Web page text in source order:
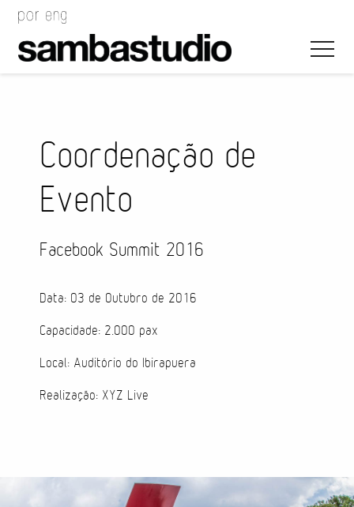
Coordenação de Evento
Coordenação de
Evento
Facebook Summit 2016
Data: 03 de Outubro de 2016
Capacidade: 2.000 pax
Local: Auditório do Ibirapuera
Realização: XYZ Live